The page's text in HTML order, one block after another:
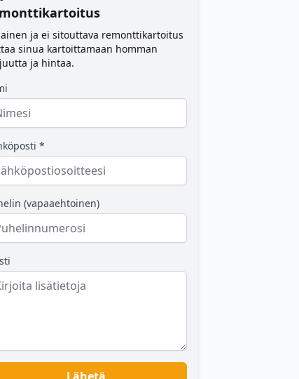
ja ei sitouttava remonttikartoitus
sinua kartoittamaan homman
ja hintaa.
*
(vapaaehtoinen)